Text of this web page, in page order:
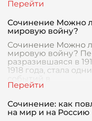
Сочинение Можно
мировую войну?
Сочинение Можно
мировую войну?
разразившаяся в
1918 года, стала
событий в
Сочинение: как
на мир и на Россию